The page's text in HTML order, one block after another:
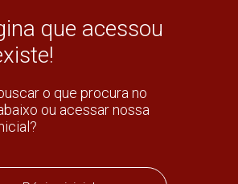
que acessou
o que procura no
ou acessar nossa